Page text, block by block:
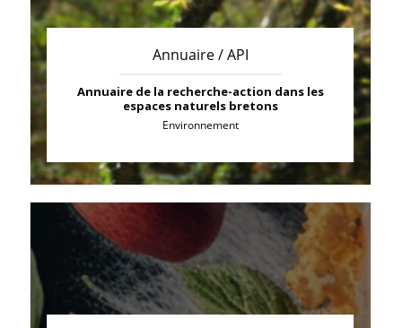
Annuaire / API
Annuaire de la recherche-action dans les
espaces naturels bretons
Environnement